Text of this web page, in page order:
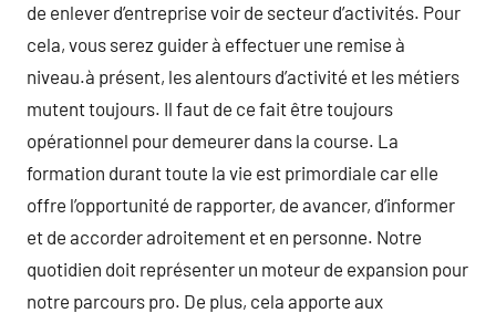
de enlever d’entreprise voir de secteur d’activités. Pour
cela, vous serez guider à effectuer une remise à
niveau.à présent, les alentours d’activité et les métiers
mutent toujours. Il faut de ce fait être toujours
opérationnel pour demeurer dans la course. La
formation durant toute la vie est primordiale car elle
offre l’opportunité de rapporter, de avancer, d’informer
et de accorder adroitement et en personne. Notre
quotidien doit représenter un moteur de expansion pour
notre parcours pro. De plus, cela apporte aux